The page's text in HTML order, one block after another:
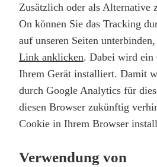
Zusätzlich oder als Alternative
On können Sie das Tracking
auf unseren Seiten
Link anklicken. Dabei wird ein
Ihrem Gerät installiert. Damit
durch Google Analytics für
diesen Browser zukünftig
Cookie in Ihrem Browser
Verwendung von